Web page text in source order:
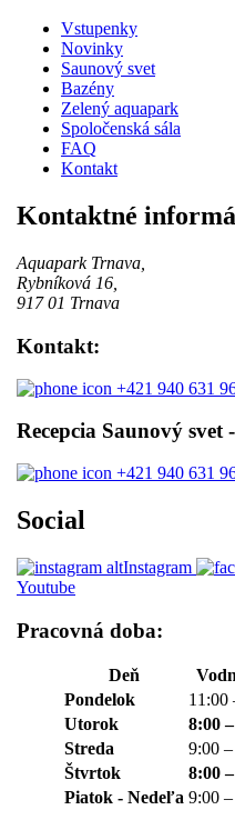
Vstupenky
Novinky
Saunový svet
Bazény
Zelený aquapark
Spoločenská sála
FAQ
Kontakt
Kontaktné
Aquapark Trnava,
Rybníková 16,
917 01 Trnava
Kontakt:
+421 940 631
Recepcia Saunový svet -
+421 940 631
Social
Instagram
Youtube
Pracovná doba:
Deň
Pondelok
11:00
Utorok
8:00
Streda
9:00
Štvrtok
8:00
Piatok - Nedeľa 9:00